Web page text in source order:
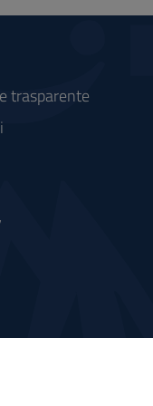
trasparente